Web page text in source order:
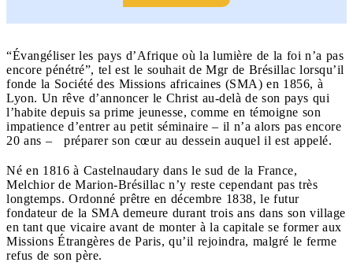
“Évangéliser les pays d’Afrique où la lumière de la foi n’a pas
encore pénétré”, tel est le souhait de Mgr de Brésillac lorsqu’il
fonde la Société des Missions africaines (SMA) en 1856, à
Lyon. Un rêve d’annoncer le Christ au-delà de son pays qui
l’habite depuis sa prime jeunesse, comme en témoigne son
impatience d’entrer au petit séminaire – il n’a alors pas encore
20 ans – préparer son cœur au dessein auquel il est appelé.
Né en 1816 à Castelnaudary dans le sud de la France,
Melchior de Marion-Brésillac n’y reste cependant pas très
longtemps. Ordonné prêtre en décembre 1838, le futur
fondateur de la SMA demeure durant trois ans dans son village
en tant que vicaire avant de monter à la capitale se former aux
Missions Étrangères de Paris, qu’il rejoindra, malgré le ferme
refus de son père.